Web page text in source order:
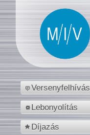
Versenyfelhívás
Lebonyolítás
Díjazás